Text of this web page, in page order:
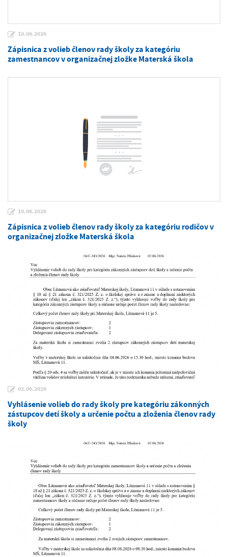
10.06.2026
Zápisnica z volieb členov rady školy za kategóriu
zamestnancov v organizačnej zložke Materská škola
10.06.2026
Zápisnica z volieb členov rady školy za kategóriu rodičov v
organizačnej zložke Materská škola
02.06.2026
Vyhlásenie volieb do rady školy pre kategóriu zákonných
zástupcov detí školy a určenie počtu a zloženia členov rady
školy